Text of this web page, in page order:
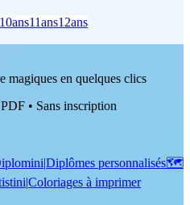
10ans11ans12ans
magiques en quelques clics
• Sans inscription
|Diplômes personnalisés🗺️
|Coloriages à imprimer